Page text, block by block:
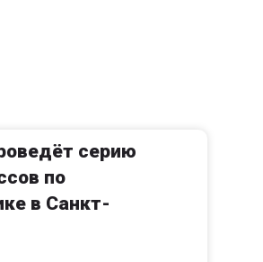
серию
по
в Санкт-